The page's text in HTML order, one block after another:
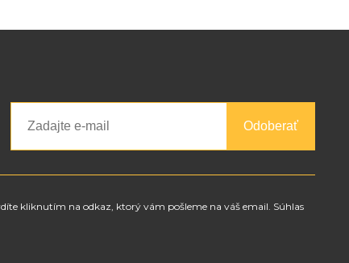
Odoberať
kliknutím na odkaz, ktorý vám pošleme na váš email. Súhlas